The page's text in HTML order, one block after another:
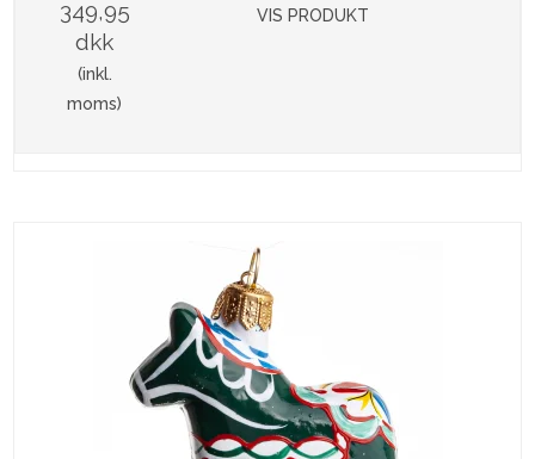
349,95
dkk
(inkl.
moms)
VIS PRODUKT